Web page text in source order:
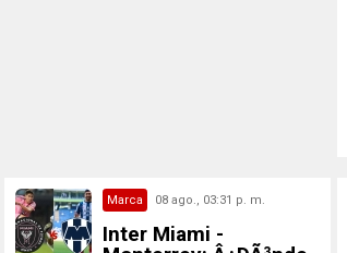
Marca 08 ago., 03:31 p. m.
Inter Miami -